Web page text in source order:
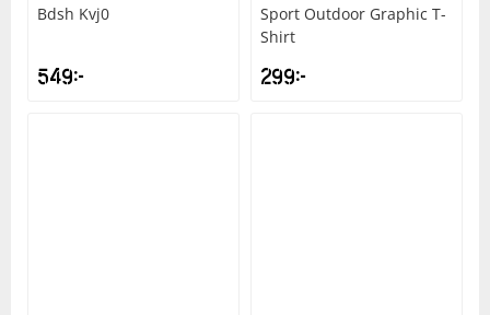
Bdsh Kvj0
549kr
Sport Outdoor Graphic T-
Shirt
299kr